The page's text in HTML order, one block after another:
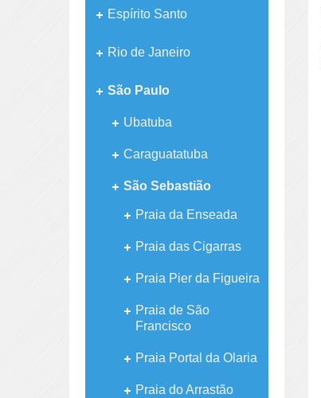
Espírito Santo
Rio de Janeiro
São Paulo
Ubatuba
Caraguatatuba
São Sebastião
Praia da Enseada
Praia das Cigarras
Praia Pier da Figueira
Praia de São
Francisco
Praia Portal da Olaria
Praia do Arrastão